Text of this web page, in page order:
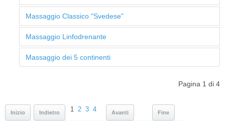
Massaggio Classico "Svedese"
Massaggio Linfodrenante
Massaggio dei 5 continenti
Pagina 1 di 4
Inizio Indietro 1 2 3 4 Avanti Fine